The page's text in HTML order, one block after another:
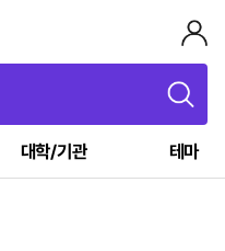
대학/기관 테마